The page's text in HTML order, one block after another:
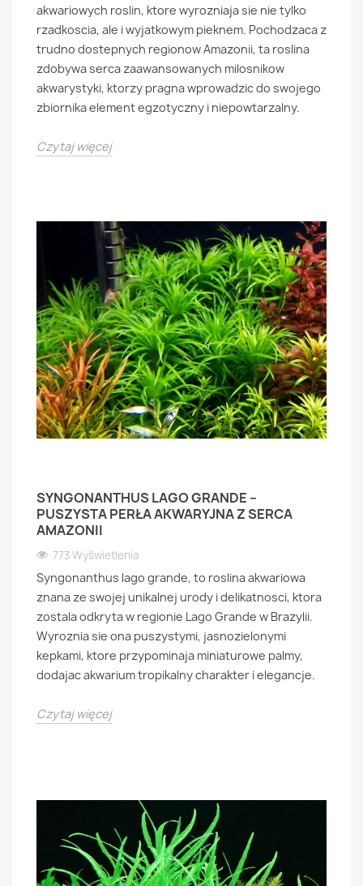
akwariowych roslin, ktore wyrozniaja sie nie tylko
rzadkoscia, ale i wyjatkowym pieknem. Pochodzaca z
trudno dostepnych regionow Amazonii, ta roslina
zdobywa serca zaawansowanych milosnikow
akwarystyki, ktorzy pragna wprowadzic do swojego
zbiornika element egzotyczny i niepowtarzalny.
Czytaj więcej
SYNGONANTHUS LAGO GRANDE –
PUSZYSTA PERŁA AKWARYJNA Z SERCA
AMAZONII
773 Wyświetlenia
Syngonanthus lago grande, to roslina akwariowa
znana ze swojej unikalnej urody i delikatnosci, ktora
zostala odkryta w regionie Lago Grande w Brazylii.
Wyroznia sie ona puszystymi, jasnozielonymi
kepkami, ktore przypominaja miniaturowe palmy,
dodajac akwarium tropikalny charakter i elegancje.
Czytaj więcej